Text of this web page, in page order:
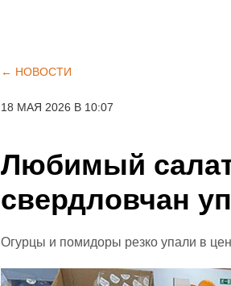
← НОВОСТИ
18 МАЯ 2026 В 10:07
Любимый
свердловчан
Огурцы и помидоры резко упали в